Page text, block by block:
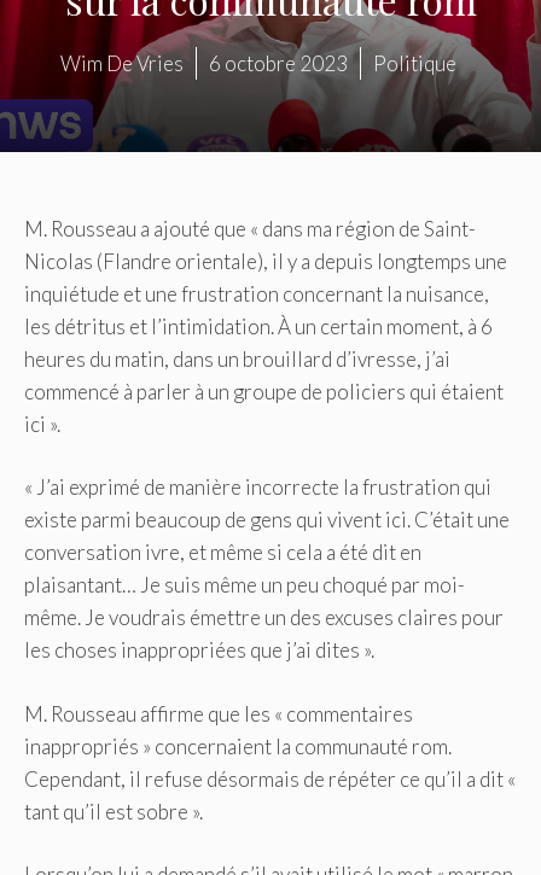
Wim De Vries 6 octobre 2023 Politique
M. Rousseau a ajouté que « dans ma région de Saint-
Nicolas (Flandre orientale), il y a depuis longtemps une
inquiétude et une frustration concernant la nuisance,
les détritus et l’intimidation. À un certain moment, à 6
heures du matin, dans un brouillard d’ivresse, j’ai
commencé à parler à un groupe de policiers qui étaient
ici ».
« J’ai exprimé de manière incorrecte la frustration qui
existe parmi beaucoup de gens qui vivent ici. C’était une
conversation ivre, et même si cela a été dit en
plaisantant… Je suis même un peu choqué par moi-
même. Je voudrais émettre un des excuses claires pour
les choses inappropriées que j’ai dites ».
M. Rousseau affirme que les « commentaires
inappropriés » concernaient la communauté rom.
Cependant, il refuse désormais de répéter ce qu’il a dit «
tant qu’il est sobre ».